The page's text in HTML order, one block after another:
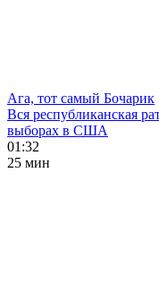
Ага, тот самый Бочарик
Вся республиканская
выборах в США
01:32
25 мин